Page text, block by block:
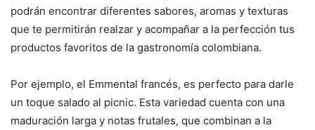
podrán encontrar diferentes sabores, aromas y texturas
que te permitirán realzar y acompañar a la perfección tus
productos favoritos de la gastronomía colombiana.
Por ejemplo, el Emmental francés, es perfecto para darle
un toque salado al picnic. Esta variedad cuenta con una
maduración larga y notas frutales, que combinan a la